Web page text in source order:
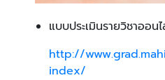
แบบประเมินรายวิชาออน
http://
index/